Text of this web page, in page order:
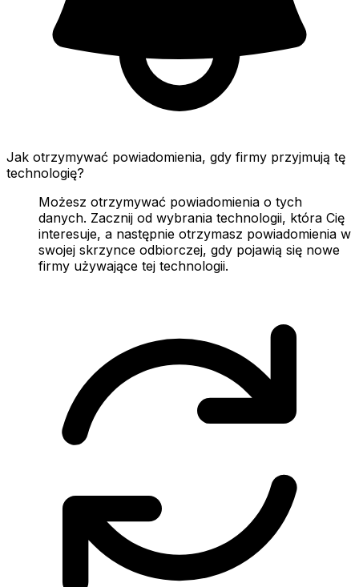
Jak otrzymywać powiadomienia, gdy firmy przyjmują tę
technologię?
Możesz otrzymywać powiadomienia o tych
danych. Zacznij od wybrania technologii, która Cię
interesuje, a następnie otrzymasz powiadomienia w
swojej skrzynce odbiorczej, gdy pojawią się nowe
firmy używające tej technologii.